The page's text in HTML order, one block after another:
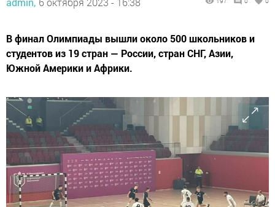
В финал Олимпиады вышли около 500 школьников и
студентов из 19 стран — России, стран СНГ, Азии,
Южной Америки и Африки.